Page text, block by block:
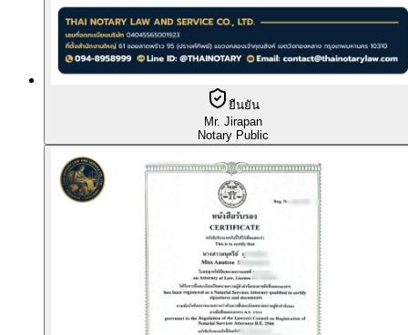
ยืนยัน
Mr. Jirapan
Notary Public